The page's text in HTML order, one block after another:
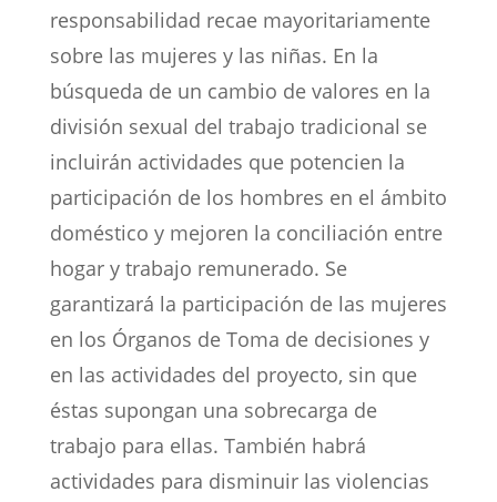
responsabilidad recae mayoritariamente
sobre las mujeres y las niñas. En la
búsqueda de un cambio de valores en la
división sexual del trabajo tradicional se
incluirán actividades que potencien la
participación de los hombres en el ámbito
doméstico y mejoren la conciliación entre
hogar y trabajo remunerado. Se
garantizará la participación de las mujeres
en los Órganos de Toma de decisiones y
en las actividades del proyecto, sin que
éstas supongan una sobrecarga de
trabajo para ellas. También habrá
actividades para disminuir las violencias